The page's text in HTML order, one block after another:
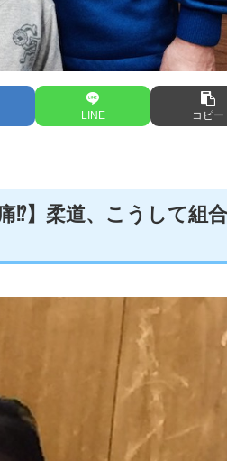
LINE コピー
⁉️】柔道、こうして組